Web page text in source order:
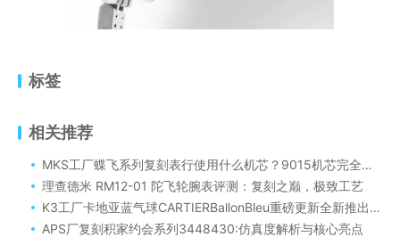
标签
相关推荐
MKS工厂蝶飞系列复刻表行使用什么机芯？9015机芯完全匹配！
理查德米 RM12-01 陀飞轮腕表评测：复刻之巅，极致工艺
K3工厂卡地亚蓝气球CARTIERBallonBleu重磅更新全新推出原版一档076机芯怎么样
APS厂复刻积家约会系列3448430:仿真度解析与核心亮点